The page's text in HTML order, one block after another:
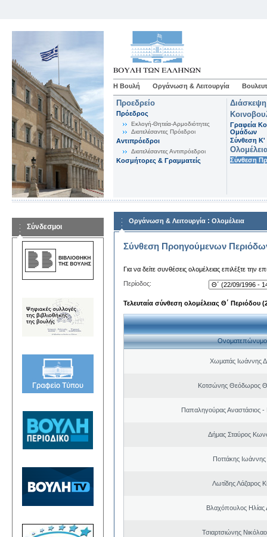
Η Βουλή Οργάνωση & Λειτουργία
Προεδρείο
Πρόεδρος
Εκλογή-Θητεία-Αρμοδιότητες
Διατελέσαντες Πρόεδροι
Αντιπρόεδροι
Διατελέσαντες Αντιπρόεδροι
Κοσμήτορες & Γραμματείς
Γραφεία
Ομάδων
Σύνθεση K'
Σύνθεση
Σύνδεσμοι
Οργάνωση & Λειτουργία : Ολομέλεια
Σύνθεση Προηγούμενων
Για να δείτε συνθέσεις ολομέλειας επιλέξτε την
Περίοδος:
Τελευταία σύνθεση ολομέλειας Θ΄ Περιόδου
Ονοματεπώνυμο
Χωματάς Ιωάννης
Κοτσώνης Θεόδωρος
Παπαληγούρας Αναστάσιος -
Δήμας Σταύρος
Ποττάκης
Λωτίδης Λάζαρος
Βλαχόπουλος Ηλίας
Τσιαρτσιώνης